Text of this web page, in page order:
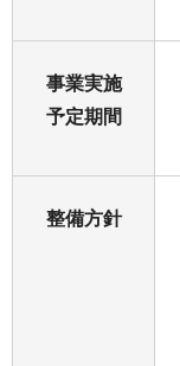
事業実施
予定期間
整備方針